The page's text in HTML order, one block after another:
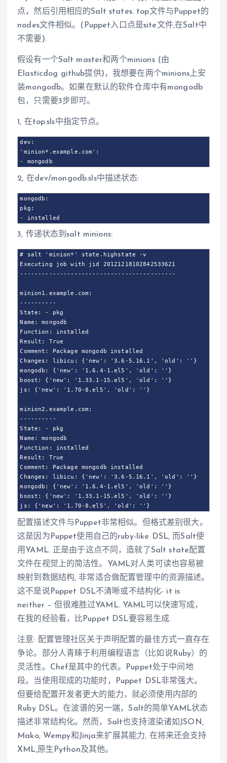
点，然后引用相应的Salt states. top文件与Puppet的
nodes文件相似。(Puppet入口点是site文件,在Salt中
不需要).
假设有一个Salt master和两个minions (由
Elasticdog github提供)，我想要在两个minions上安
装mongodb。如果在默认的软件仓库中有mongodb
包，只需要3步即可。
1, 在top.sls中指定节点。
dev:
'minion*.example.com':
- mongodb
2, 在dev/mongodb.sls中描述状态:
mongodb:
pkg:
- installed
3, 传递状态到salt minions:
# salt 'minion*' state.highstate -v
Executing job with jid 20121218102842533621
-------------------------------------------
minion1.example.com:
----------
State: - pkg
Name: mongodb
Function: installed
Result: True
Comment: Package mongodb installed
Changes: libicu: {'new': '3.6-5.16.1', 'old': ''}
mongodb: {'new': '1.6.4-1.el5', 'old': ''}
boost: {'new': '1.33.1-15.el5', 'old': ''}
js: {'new': '1.70-8.el5', 'old': ''}
minion2.example.com:
----------
State: - pkg
Name: mongodb
Function: installed
Result: True
Comment: Package mongodb installed
Changes: libicu: {'new': '3.6-5.16.1', 'old': ''}
mongodb: {'new': '1.6.4-1.el5', 'old': ''}
boost: {'new': '1.33.1-15.el5', 'old': ''}
js: {'new': '1.70-8.el5', 'old': ''}
配置描述文件与Puppet非常相似。但格式差别很大。
这是因为Puppet使用自己的ruby-like DSL, 而Salt使
用YAML. 正是由于这点不同，造就了Salt state配置
文件在视觉上的简洁性。YAML对人类可读也容易被
映射到数据结构, 非常适合做配置管理中的资源描述。
这不是说Puppet DSL不清晰或不结构化- it is
neither – 但很难胜过YAML. YAML可以快速写成，
在我的经验看，比Puppet DSL要容易生成.
注意: 配置管理社区关于声明配置的最佳方式一直存在
争论。部分人青睐于利用编程语言（比如说Ruby）的
灵活性。Chef是其中的代表。Puppet处于中间地
段。当使用现成的功能时，Puppet DSL非常强大。
但要给配置开发者更大的能力，就必须使用内部的
Ruby DSL。在波谱的另一端，Salt的简单YAML状态
描述非常结构化。然而，Salt也支持渲染诸如JSON,
Mako, Wempy和Jinja来扩展其能力, 在将来还会支持
XML,原生Python及其他。